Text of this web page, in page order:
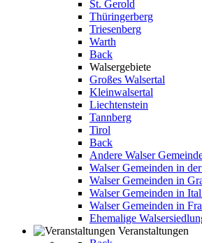
St. Gerold
Thüringerberg
Triesenberg
Warth
Back
Walsergebiete
Großes Walsertal
Kleinwalsertal
Liechtenstein
Tannberg
Tirol
Back
Andere Walser
Walser Gemeinden in
Walser Gemeinden in
Walser Gemeinden in
Walser Gemeinden in
Ehemalige
Veranstaltungen